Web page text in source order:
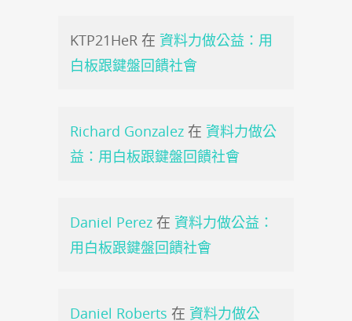
KTP21HeR 在 資料力做公益：用
白板跟鍵盤回饋社會
Richard Gonzalez 在 資料力做公
益：用白板跟鍵盤回饋社會
Daniel Perez 在 資料力做公益：
用白板跟鍵盤回饋社會
Daniel Roberts 在 資料力做公